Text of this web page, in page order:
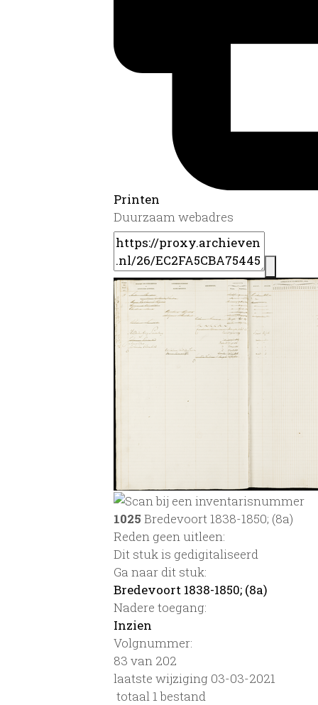
Printen
Duurzaam webadres
1025 Bredevoort 1838-1850; (8a)
Reden geen uitleen:
Dit stuk is gedigitaliseerd
Ga naar dit stuk:
Bredevoort 1838-1850; (8a)
Nadere toegang:
Inzien
Volgnummer:
83 van 202
laatste wijziging 03-03-2021
totaal 1 bestand